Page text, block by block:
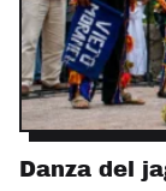
Danza del